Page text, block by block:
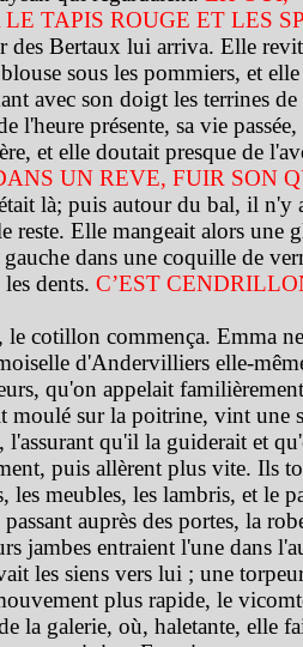
TAPIS ROUGE ET LES
des Bertaux lui arriva. Elle
sous les pommiers, et
avec son doigt les terrines
l'heure présente, sa vie
et elle doutait presque de
UN REVE, FUIR SON
là; puis autour du bal, il n'y
reste. Elle mangeait alors une
dans une coquille de
dents. C’EST
cotillon commença. Emma
d'Andervilliers elle-
qu'on appelait
moulé sur la poitrine, vint une
qu'il la guiderait et
puis allèrent plus vite. Ils
les meubles, les lambris, et le
auprès des portes, la
jambes entraient l'une dans
les siens vers lui ; une
plus rapide, le
la galerie, où, haletante, elle